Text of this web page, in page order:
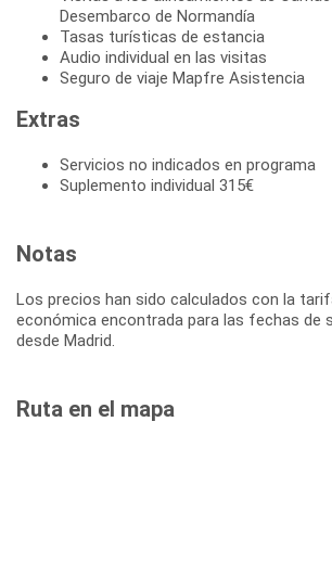
Desembarco de Normandía
Tasas turísticas de estancia
Audio individual en las visitas
Seguro de viaje Mapfre Asistencia
Extras
Servicios no indicados en programa
Suplemento individual 315€
Notas
Los precios han sido calculados con la
económica encontrada para las fechas de
desde Madrid.
Ruta en el mapa